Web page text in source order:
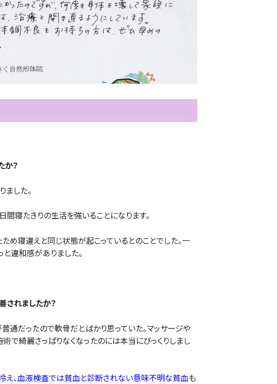
か？
ました。
寝たきりの生活を強いることになります。
め寝違えと同じ状態が起こっているとのことでした。一
違和感がありました。
されましたか？
通だったので軟骨だとばかり思っていた。マッサージや
で綺麗さっぱりなくなったのには本当にびっくりしまし
え、血液検査では貧血と診断されない意味不明な貧血も